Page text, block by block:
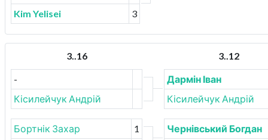
Kim Yelisei
3
3..16 3..12
-
Кісилейчук Андрій
Бортнік Захар
1
Дармін Іван
Кісилейчук Андрій
Чернівський Богдан